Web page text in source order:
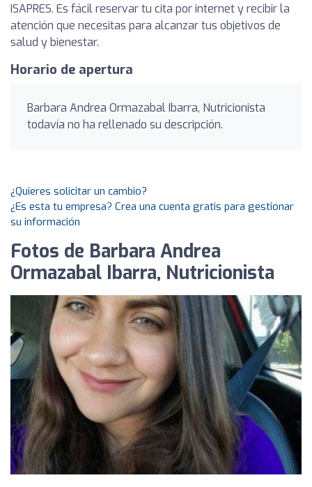
ISAPRES. Es fácil reservar tu cita por internet y recibir la
atención que necesitas para alcanzar tus objetivos de
salud y bienestar.
Horario de apertura
Barbara Andrea Ormazabal Ibarra, Nutricionista
todavía no ha rellenado su descripción.
¿Quieres solicitar un cambio?
¿Es esta tu empresa? Crea una cuenta gratis para gestionar
su información
Fotos de Barbara Andrea
Ormazabal Ibarra, Nutricionista